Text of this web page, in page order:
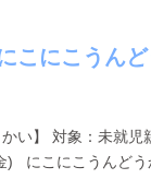
こにこうん
かい】 対象：未就
) にこにこうんど